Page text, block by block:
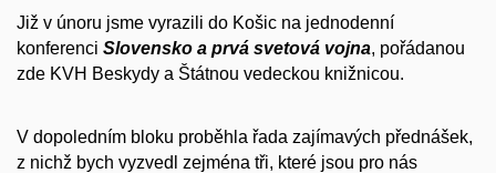
Již v únoru jsme vyrazili do Košic na jednodenní
konferenci Slovensko a prvá svetová vojna, pořádanou
zde KVH Beskydy a Štátnou vedeckou knižnicou.
V dopoledním bloku proběhla řada zajímavých přednášek,
z nichž bych vyzvedl zejména tři, které jsou pro nás